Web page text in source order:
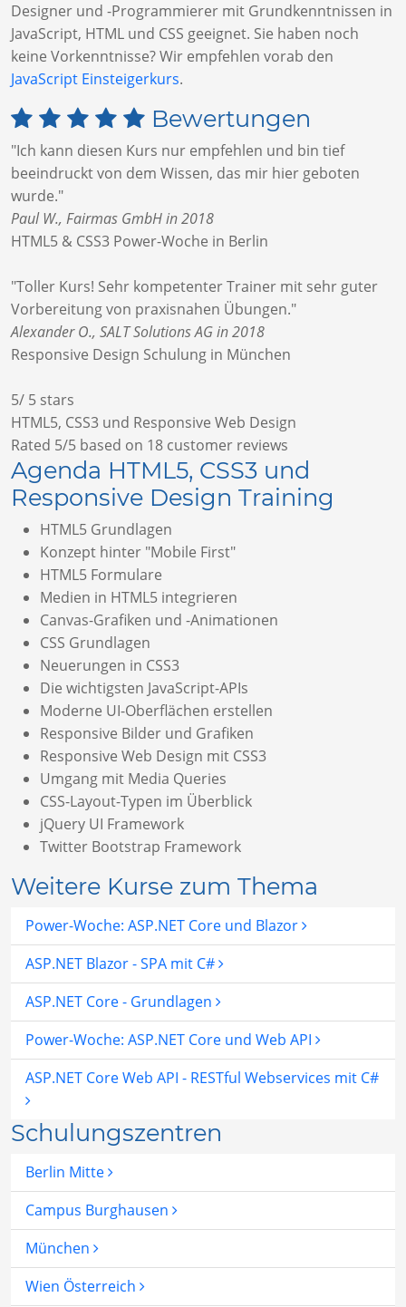
Designer und -Programmierer mit Grundkenntnissen in
JavaScript, HTML und CSS geeignet. Sie haben noch
keine Vorkenntnisse? Wir empfehlen vorab den
JavaScript Einsteigerkurs.
Bewertungen
"Ich kann diesen Kurs nur empfehlen und bin tief
beeindruckt von dem Wissen, das mir hier geboten
wurde."
Paul W., Fairmas GmbH in 2018
HTML5 & CSS3 Power-Woche in Berlin
"Toller Kurs! Sehr kompetenter Trainer mit sehr guter
Vorbereitung von praxisnahen Übungen."
Alexander O., SALT Solutions AG in 2018
Responsive Design Schulung in München
5/ 5 stars
HTML5, CSS3 und Responsive Web Design
Rated 5/5 based on 18 customer reviews
Agenda HTML5, CSS3 und
Responsive Design Training
HTML5 Grundlagen
Konzept hinter "Mobile First"
HTML5 Formulare
Medien in HTML5 integrieren
Canvas-Grafiken und -Animationen
CSS Grundlagen
Neuerungen in CSS3
Die wichtigsten JavaScript-APIs
Moderne UI-Oberflächen erstellen
Responsive Bilder und Grafiken
Responsive Web Design mit CSS3
Umgang mit Media Queries
CSS-Layout-Typen im Überblick
jQuery UI Framework
Twitter Bootstrap Framework
Weitere Kurse zum Thema
Power-Woche: ASP.NET Core und Blazor
ASP.NET Blazor - SPA mit C#
ASP.NET Core - Grundlagen
Power-Woche: ASP.NET Core und Web API
ASP.NET Core Web API - RESTful Webservices mit C#
Schulungszentren
Berlin Mitte
Campus Burghausen
München
Wien Österreich